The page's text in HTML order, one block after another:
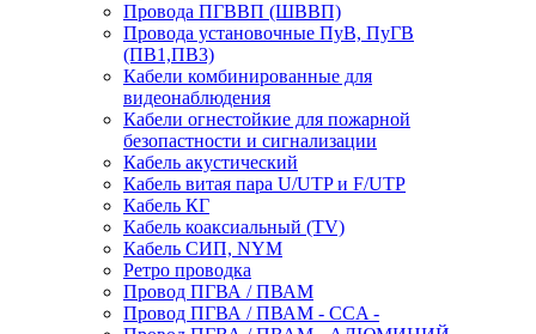
Провода ПГВВП (ШВВП)
Провода установочные ПуВ, ПуГВ
(ПВ1,ПВ3)
Кабели комбинированные для
видеонаблюдения
Кабели огнестойкие для пожарной
безопастности и сигнализации
Кабель акустический
Кабель витая пара U/UTP и F/UTP
Кабель КГ
Кабель коаксиальный (TV)
Кабель СИП, NYM
Ретро проводка
Провод ПГВА / ПВАМ
Провод ПГВА / ПВАМ - CCA -